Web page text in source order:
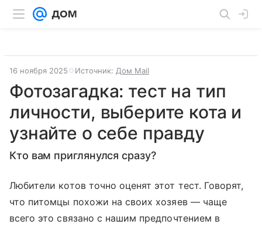
16 ноября 2025 Источник: Дом Mail
Фотозагадка: тест на тип
личности, выберите кота и
узнайте о себе правду
Кто вам приглянулся сразу?
Любители котов точно оценят этот тест. Говорят,
что питомцы похожи на своих хозяев — чаще
всего это связано с нашим предпочтением в